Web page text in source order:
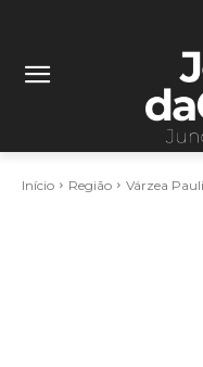
Início Região Várzea